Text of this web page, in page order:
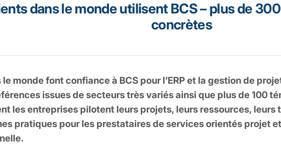
dans le monde utilisent BCS – plus de
concrètes
monde font confiance à BCS pour l’ERP et la gestion de
issues de secteurs très variés ainsi que plus de 100
les entreprises pilotent leurs projets, leurs ressources,
pratiques pour les prestataires de services orientés projet